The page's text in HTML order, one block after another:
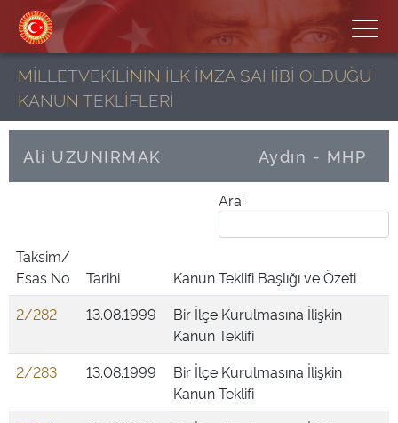
MİLLETVEKİLİNİN İLK İMZA SAHİBİ OLDUĞU
KANUN TEKLİFLERİ
Ali UZUNIRMAK Aydın - MHP
Ara:
Taksim/
Esas No
Tarihi
Kanun Teklifi Başlığı ve Özeti
2/282
13.08.1999
Bir İlçe Kurulmasına İlişkin
Kanun Teklifi
2/283
13.08.1999
Bir İlçe Kurulmasına İlişkin
Kanun Teklifi